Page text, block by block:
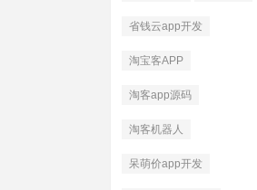
省钱云app开发
淘宝客APP
淘客app源码
淘客机器人
呆萌价app开发